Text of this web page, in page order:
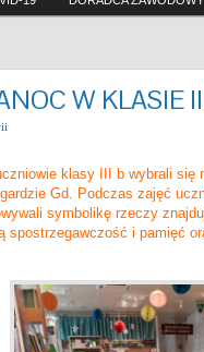
W KLASIE
klasy III b wybrali
Gd. Podczas zajęć
symbolikę rzeczy
spostrzegawczość i pamięć